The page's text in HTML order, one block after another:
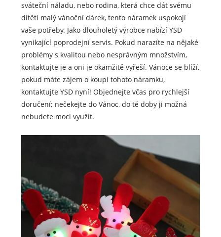
sváteční náladu, nebo rodina, která chce dát svému
dítěti malý vánoční dárek, tento náramek uspokojí
vaše potřeby. Jako dlouholetý výrobce nabízí YSD
vynikající poprodejní servis. Pokud narazíte na nějaké
problémy s kvalitou nebo nesprávným množstvím,
kontaktujte je a oni je okamžitě vyřeší. Vánoce se blíží,
pokud máte zájem o koupi tohoto náramku,
kontaktujte YSD nyní! Objednejte včas pro rychlejší
doručení; nečekejte do Vánoc, do té doby ji možná
nebudete moci využít.